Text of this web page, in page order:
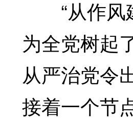
“从作风
为全党树起
从严治党令
接着一个节